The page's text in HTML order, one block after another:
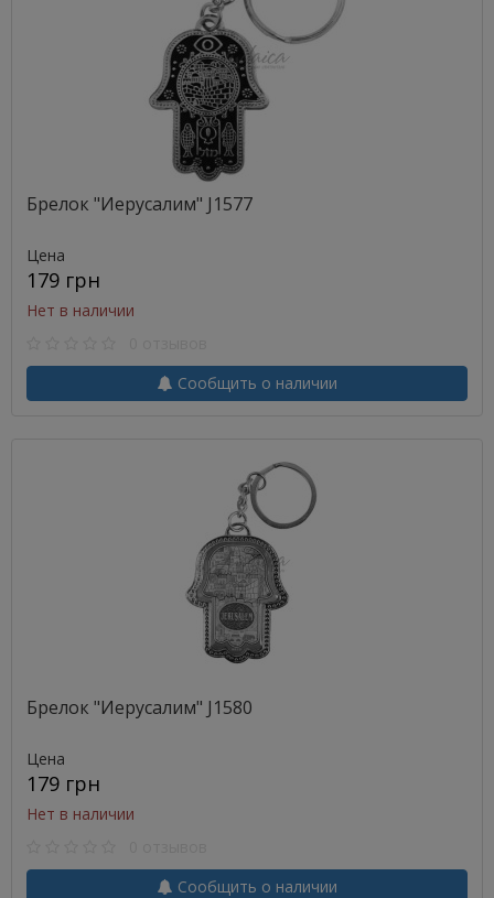
Брелок "Иерусалим" J1577
Цена
179 грн
Нет в наличии
Сообщить о наличии
Брелок "Иерусалим" J1580
Цена
179 грн
Нет в наличии
Сообщить о наличии